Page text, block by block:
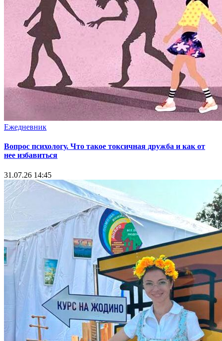
Ежедневник
Вопрос психологу. Что такое токсичная дружба и как от
нее избавиться
31.07.26 14:45